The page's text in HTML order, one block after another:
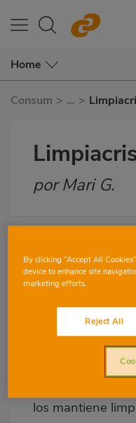
Home
Consum > ... >
Subtítulo
por Mari G.
Imagen
destacada
limpiar los
habitual y frota
buenos
al ser antiguos
los mantiene
By clicking “Accept All
device to enhance site
marketing efforts.
Reject All